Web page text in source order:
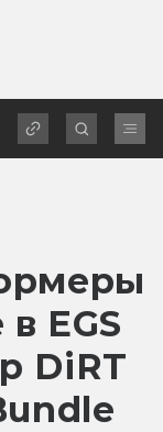
EGS
DiRT